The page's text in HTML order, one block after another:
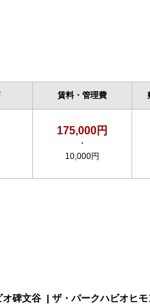
賃料・管理費
175,000円
・
10,000円
オ碑文谷 | ザ・パークハビオヒモ